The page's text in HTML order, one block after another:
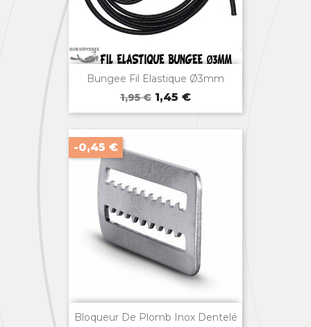
Bungee Fil Elastique Ø3mm
Prix
de
1,95 € Prix
1,45 €
Aperçu rapide
Bloqueur De Plomb Inox Dentelé
-0,45 €
 Aperçu rapide